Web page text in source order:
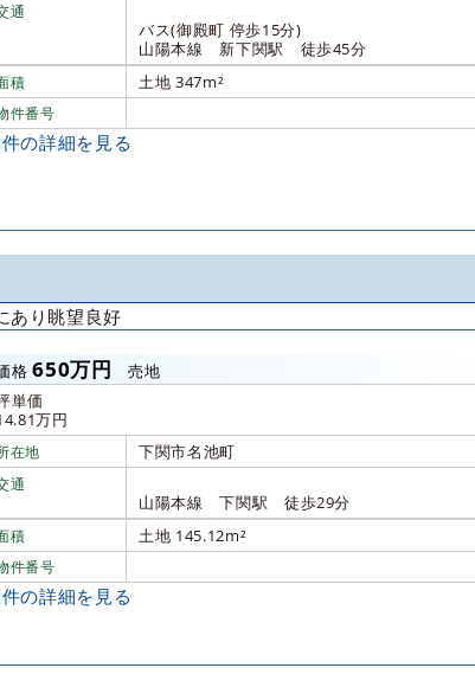
通
バス(御殿町 停歩15分)
山陽本線 新下関駅 徒歩45分
積 土地 347m²
件番号
の詳細を見る
り眺望良好
格 650万円
売地
単価
万円
在地 下関市名池町
通
山陽本線 下関駅 徒歩29分
積 土地 145.12m²
件番号
の詳細を見る